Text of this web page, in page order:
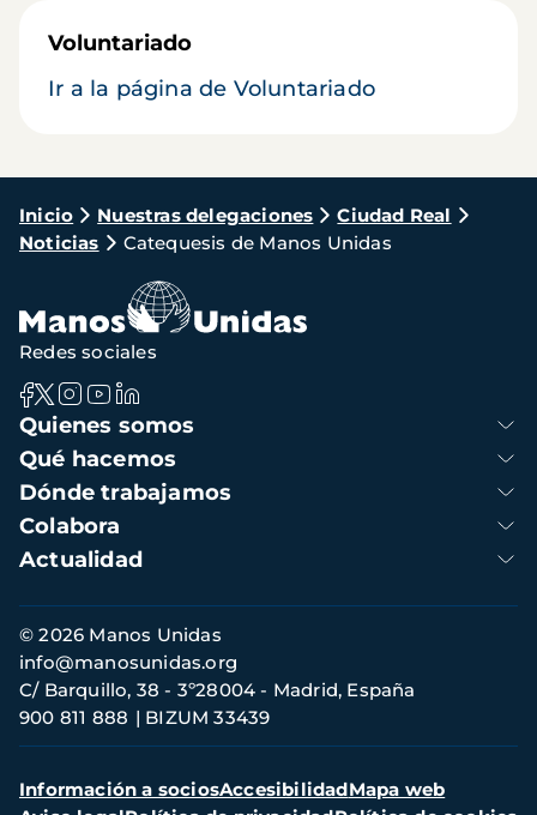
Voluntariado
Ir a la página de Voluntariado
Ruta
de
navegación
Inicio Nuestras delegaciones
Ciudad Real
Noticias
Catequesis de Manos Unidas
Navegación
principal
Quienes somos
Qué hacemos
Dónde trabajamos
Colabora
Actualidad
Redes sociales
Información
de
contacto
© 2026 Manos Unidas
C/ Barquillo, 38 - 3º28004 - Madrid, España
900 811 888
BIZUM 33439
info@manosunidas.org
Menú
secundario
Información a sociosAccesibilidadMapa web